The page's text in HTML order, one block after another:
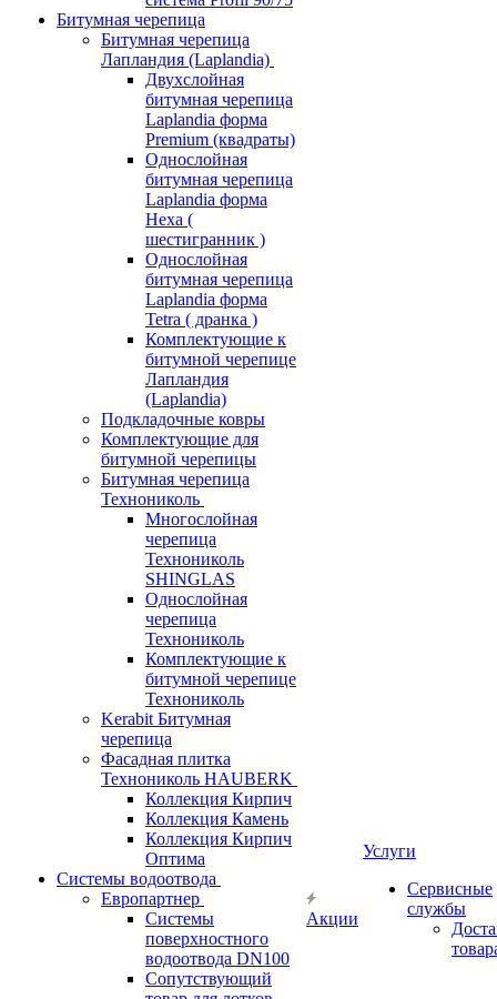
Битумная черепица
Битумная черепица
Лапландия (Laplandia)
Двухслойная
битумная черепица
Laplandia форма
Premium (квадраты)
Однослойная
битумная черепица
Laplandia форма
Hexa (
шестигранник )
Однослойная
битумная черепица
Laplandia форма
Tetra ( дранка )
Комплектующие к
битумной черепице
Лапландия
(Laplandia)
Подкладочные ковры
Комплектующие для
битумной черепицы
Битумная черепица
Технониколь
Многослойная
черепица
Технониколь
SHINGLAS
Однослойная
черепица
Технониколь
Комплектующие к
битумной черепице
Технониколь
Kerabit Битумная
черепица
Фасадная плитка
Технониколь HAUBERK
Кол​лекция Кирпич
Кол​лекция Камень
Коллекция Кирпич
Оптима
Системы водоотвода
Европартнер
Системы
поверхностного
водоотвода DN100
Сопутствующий
Акции
Услуги
Сервисные
службы